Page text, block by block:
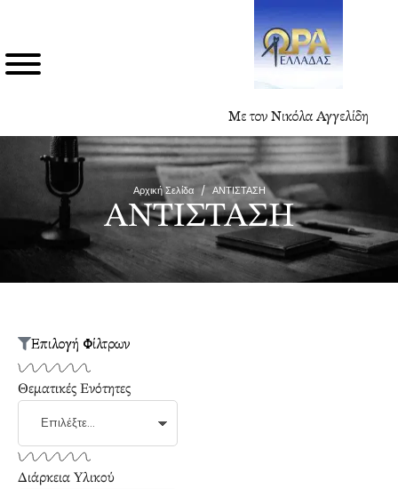
Με τον Νικόλα Αγγελίδη
Αρχική Σελίδα / ΑΝΤΙΣΤΑΣΗ
ΑΝΤΙΣΤΑΣΗ
Επιλογή Φίλτρων
Θεματικές Ενότητες
Διάρκεια Υλικού